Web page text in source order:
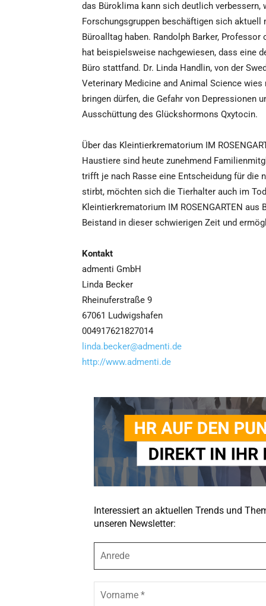
das Büroklima kann sich deutlich verbessern,
Forschungsgruppen beschäftigen sich aktuell
Büroalltag haben. Randolph Barker,
hat beispielsweise nachgewiesen, dass eine
Büro stattfand. Dr. Linda Handlin, von der
Veterinary Medicine and Animal Science
bringen dürfen, die Gefahr von Depressionen
Ausschüttung des Glückshormons Qxytocin.
Über das Kleintierkrematorium IM
Haustiere sind heute zunehmend
trifft je nach Rasse eine Entscheidung für die
stirbt, möchten sich die Tierhalter auch im
Kleintierkrematorium IM ROSENGARTEN
Beistand in dieser schwierigen Zeit und
Kontakt
admenti GmbH
Linda Becker
Rheinuferstraße 9
67061 Ludwigshafen
004917621827014
linda.becker@admenti.de
http://www.admenti.de
Interessiert an aktuellen Trends und
unseren Newsletter:
r
e